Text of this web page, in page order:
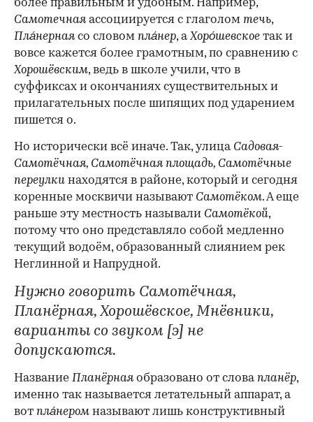
более правильным и удобным. Например,
Самотечная ассоциируется с глаголом течь,
Пла́нерная со словом пла́нер, аХоро́шевское так и
вовсе кажется более грамотным, по сравнению с
Хорошёвским, ведь в школе учили, что в
суффиксах и окончаниях существительных и
прилагательных после шипящих под ударением
пишется о.
Но исторически всё иначе. Так, улица Садовая-
Самотёчная, Самотёчная площадь, Самотёчные
переулки находятся в районе, который и сегодня
коренные москвичи называют Самотёком. А еще
раньше эту местность называли Самотёкой,
потому что оно представляло собой медленно
текущий водоём, образованный слиянием рек
Неглинной и Напрудной.
Нужно говорить Самотёчная,
Планёрная, Хорошёвское, Мнёвники,
варианты со звуком [э] не
допускаются.
Название Планёрная образовано от словапланёр,
именно так называется летательный аппарат, а
вот пла́нером называют лишь конструктивный